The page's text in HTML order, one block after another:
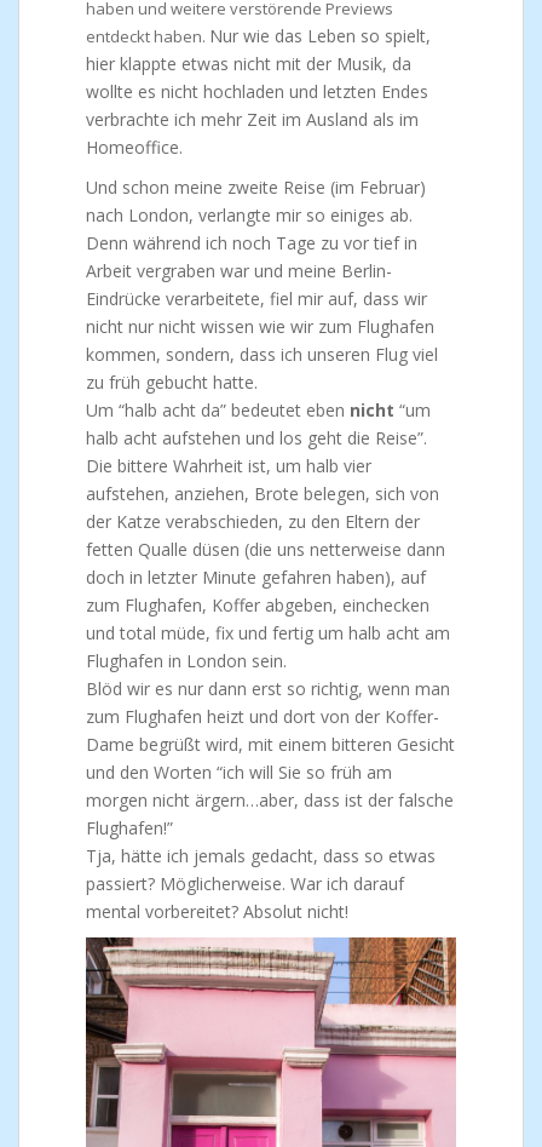
haben und weitere verstörende Previews
entdeckt haben. Nur wie das Leben so spielt,
hier klappte etwas nicht mit der Musik, da
wollte es nicht hochladen und letzten Endes
verbrachte ich mehr Zeit im Ausland als im
Homeoffice.
Und schon meine zweite Reise (im Februar)
nach London, verlangte mir so einiges ab.
Denn während ich noch Tage zu vor tief in
Arbeit vergraben war und meine Berlin-
Eindrücke verarbeitete, fiel mir auf, dass wir
nicht nur nicht wissen wie wir zum Flughafen
kommen, sondern, dass ich unseren Flug viel
zu früh gebucht hatte.
Um “halb acht da” bedeutet eben nicht “um
halb acht aufstehen und los geht die Reise”.
Die bittere Wahrheit ist, um halb vier
aufstehen, anziehen, Brote belegen, sich von
der Katze verabschieden, zu den Eltern der
fetten Qualle düsen (die uns netterweise dann
doch in letzter Minute gefahren haben), auf
zum Flughafen, Koffer abgeben, einchecken
und total müde, fix und fertig um halb acht am
Flughafen in London sein.
Blöd wir es nur dann erst so richtig, wenn man
zum Flughafen heizt und dort von der Koffer-
Dame begrüßt wird, mit einem bitteren Gesicht
und den Worten “ich will Sie so früh am
morgen nicht ärgern…aber, dass ist der falsche
Flughafen!”
Tja, hätte ich jemals gedacht, dass so etwas
passiert? Möglicherweise. War ich darauf
mental vorbereitet? Absolut nicht!